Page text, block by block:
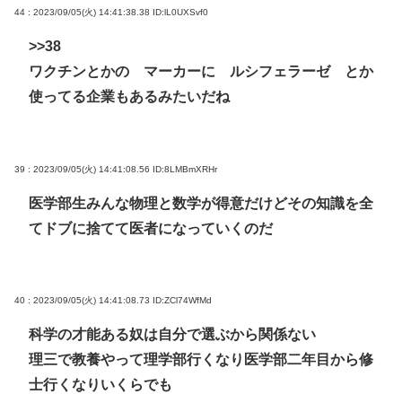
44 : 2023/09/05(火) 14:41:38.38 ID:lL0UXSvf0
>>38
ワクチンとかの マーカーに ルシフェラーゼ とか
使ってる企業もあるみたいだね
39 : 2023/09/05(火) 14:41:08.56 ID:8LMBmXRHr
医学部生みんな物理と数学が得意だけどその知識を全
てドブに捨てて医者になっていくのだ
40 : 2023/09/05(火) 14:41:08.73 ID:ZCl74WfMd
科学の才能ある奴は自分で選ぶから関係ない
理三で教養やって理学部行くなり医学部二年目から修
士行くなりいくらでも